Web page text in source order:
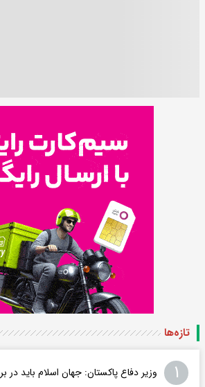
تازه‌ها
۱ وزیر دفاع پاکستان: جهان اسلام باید در